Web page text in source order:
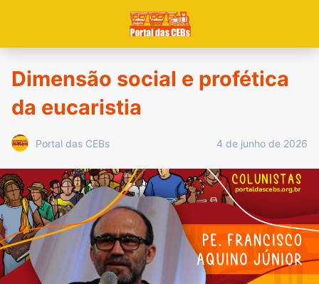
Dimensão social e profética
da eucaristia
Portal das CEBs 4 de junho de 2026